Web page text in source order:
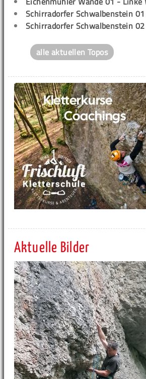
Schirradorfer Schwalbenstein
Schirradorfer Schwalbenstein
alle aktuellen Topos
Aktuelle Bilder